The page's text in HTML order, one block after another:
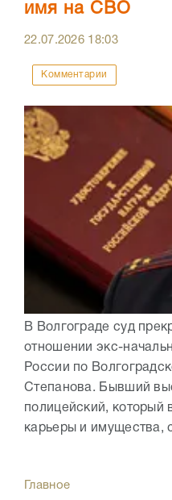
имя на СВО
22.07.2026 18:03
Комментарии
В Волгограде суд
отношении экс-
России по
Степанова. Бывший
полицейский, который
карьеры и имущества,
Главное